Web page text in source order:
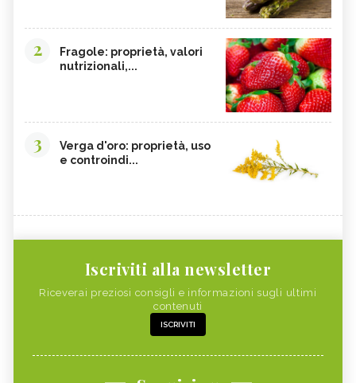
2
Fragole: proprietà, valori
nutrizionali,...
3
Verga d'oro: proprietà, uso
e controindi...
Iscriviti alla newsletter
Riceverai preziosi consigli e informazioni sugli ultimi
contenuti
ISCRIVITI